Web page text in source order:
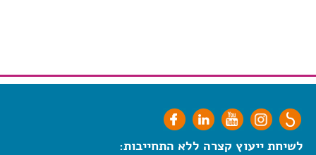
לשיחת ייעוץ קצרה ללא התחייבות: